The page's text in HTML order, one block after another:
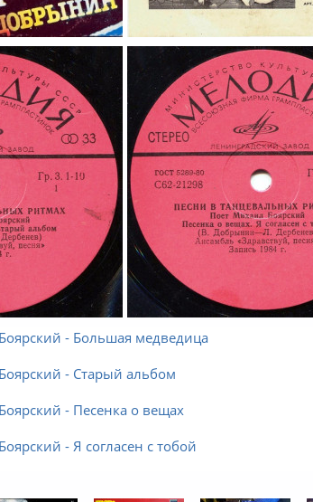
- Большая медведица
- Старый альбом
- Песенка о вещах
- Я согласен с тобой